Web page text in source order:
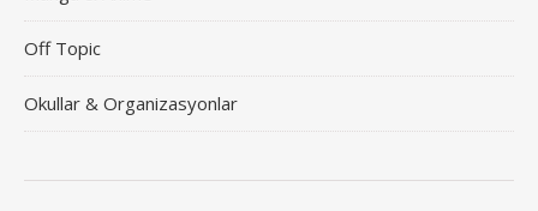
Off Topic
Okullar & Organizasyonlar